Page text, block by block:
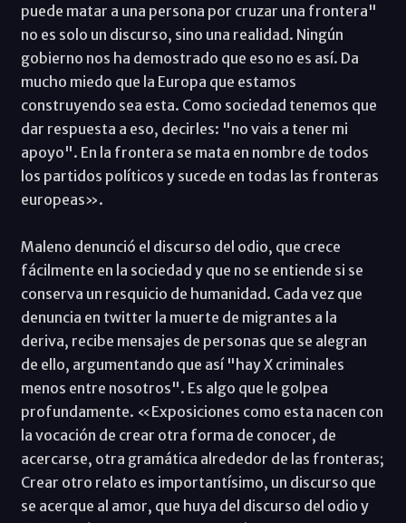
puede matar a una persona por cruzar una frontera"
no es solo un discurso, sino una realidad. Ningún
gobierno nos ha demostrado que eso no es así. Da
mucho miedo que la Europa que estamos
construyendo sea esta. Como sociedad tenemos que
dar respuesta a eso, decirles: "no vais a tener mi
apoyo". En la frontera se mata en nombre de todos
los partidos políticos y sucede en todas las fronteras
europeas».
Maleno denunció el discurso del odio, que crece
fácilmente en la sociedad y que no se entiende si se
conserva un resquicio de humanidad. Cada vez que
denuncia en twitter la muerte de migrantes a la
deriva, recibe mensajes de personas que se alegran
de ello, argumentando que así "hay X criminales
menos entre nosotros". Es algo que le golpea
profundamente. «Exposiciones como esta nacen con
la vocación de crear otra forma de conocer, de
acercarse, otra gramática alrededor de las fronteras;
Crear otro relato es importantísimo, un discurso que
se acerque al amor, que huya del discurso del odio y